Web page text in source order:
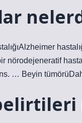
nörodejeneratif
… Beyin